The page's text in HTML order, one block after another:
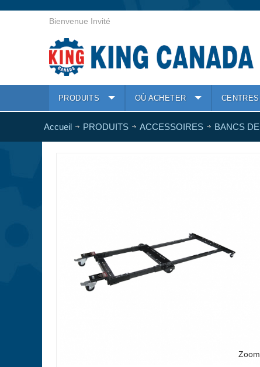
Bienvenue Invité
PRODUITS OÙ ACHETER
Accueil PRODUITS ACCESSOIRES BANCS
Zoom